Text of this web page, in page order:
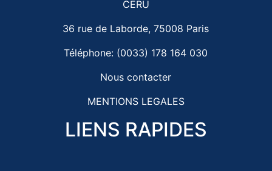
CERU
36 rue de Laborde, 75008 Paris
Téléphone: (0033) 178 164 030
Nous contacter
MENTIONS LEGALES
LIENS RAPIDES